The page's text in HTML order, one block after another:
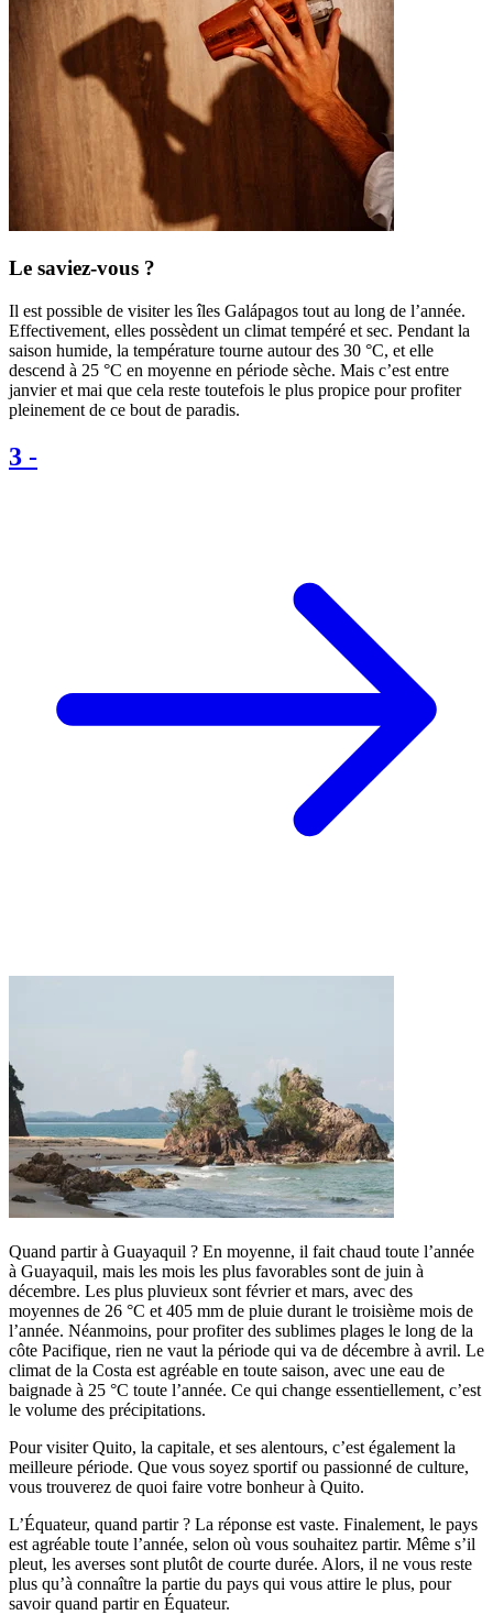
Le saviez-vous ?
Il est possible de visiter les îles Galápagos tout au long de l’année.
Effectivement, elles possèdent un climat tempéré et sec. Pendant la
saison humide, la température tourne autour des 30 °C, et elle
descend à 25 °C en moyenne en période sèche. Mais c’est entre
janvier et mai que cela reste toutefois le plus propice pour profiter
pleinement de ce bout de paradis.
3 -
Quand partir à Guayaquil ? En moyenne, il fait chaud toute l’année
à Guayaquil, mais les mois les plus favorables sont de juin à
décembre. Les plus pluvieux sont février et mars, avec des
moyennes de 26 °C et 405 mm de pluie durant le troisième mois de
l’année. Néanmoins, pour profiter des sublimes plages le long de la
côte Pacifique, rien ne vaut la période qui va de décembre à avril. Le
climat de la Costa est agréable en toute saison, avec une eau de
baignade à 25 °C toute l’année. Ce qui change essentiellement, c’est
le volume des précipitations.
Pour visiter Quito, la capitale, et ses alentours, c’est également la
meilleure période. Que vous soyez sportif ou passionné de culture,
vous trouverez de quoi faire votre bonheur à Quito.
L’Équateur, quand partir ? La réponse est vaste. Finalement, le pays
est agréable toute l’année, selon où vous souhaitez partir. Même s’il
pleut, les averses sont plutôt de courte durée. Alors, il ne vous reste
plus qu’à connaître la partie du pays qui vous attire le plus, pour
savoir quand partir en Équateur.